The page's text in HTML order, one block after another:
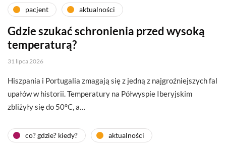
pacjent aktualności
Gdzie szukać schronienia przed wysoką
temperaturą?
31 lipca 2026
Hiszpania i Portugalia zmagają się z jedną z najgroźniejszych fal
upałów w historii. Temperatury na Półwyspie Iberyjskim
zbliżyły się do 50°C, a…
co? gdzie? kiedy? aktualności